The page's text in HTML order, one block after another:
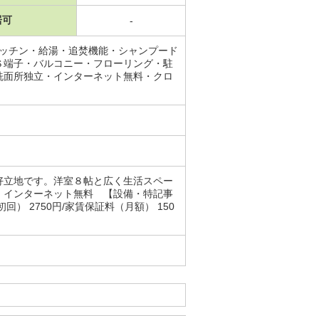
可 -
チン・給湯・追焚機能・シャンプード
子・バルコニー・フローリング・駐
所独立・インターネット無料・クロ
地です。洋室８帖と広く生活スペー
インターネット無料 【設備・特記事
回） 2750円/家賃保証料（月額） 150